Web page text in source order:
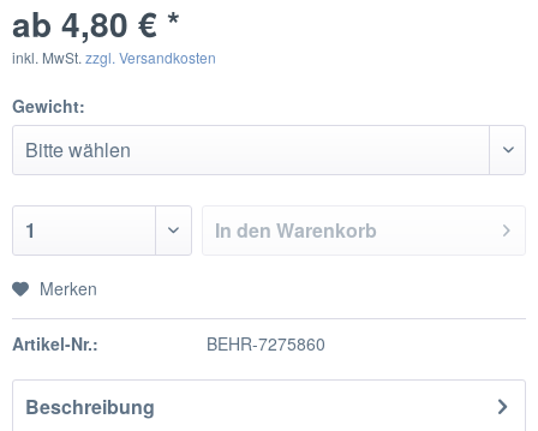
ab 4,80 € *
inkl. MwSt. zzgl. Versandkosten
Gewicht:
In den Warenkorb
Merken
Artikel-Nr.: BEHR-7275860
Beschreibung